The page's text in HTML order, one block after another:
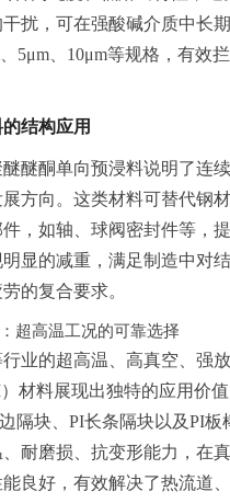
扰，可在强酸碱介质中长期
5μm、10μm等规格，有效
结构应用
醚酮单向预浸料说明了连
方向。这类材料可替代钢
，如轴、球阀密封件等，
显的减重，满足制造中对
的复合要求。
超高温工况的可靠选择
业的超高温、高真空、强
材料展现出独特的应用价
隔块、PI长条隔块以及PI板
耐磨损、抗变形能力，在
良好，有效解决了热流道